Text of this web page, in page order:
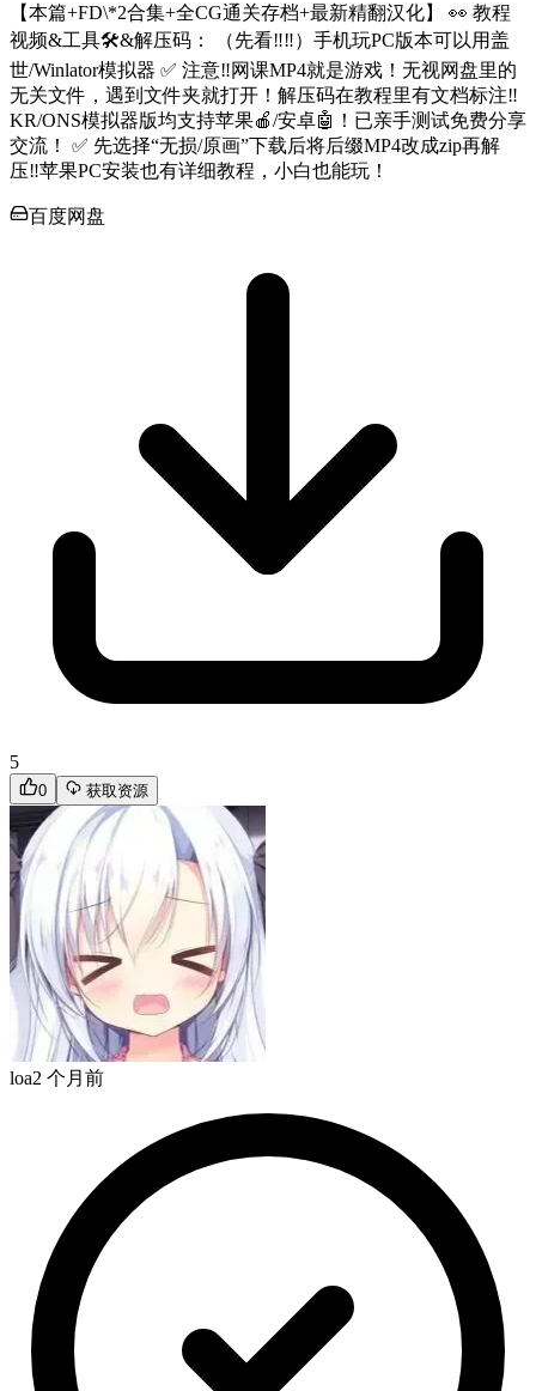
【本篇+FD\*2合集+全CG通关存档+最新精翻汉化】 👀 教程
视频&工具🛠️&解压码： （先看‼️‼️）手机玩PC版本可以用盖
世/Winlator模拟器 ✅ 注意‼️网课MP4就是游戏！无视网盘里的
无关文件，遇到文件夹就打开！解压码在教程里有文档标注‼️
KR/ONS模拟器版均支持苹果🍎/安卓🤖！已亲手测试免费分享
交流！ ✅ 先选择“无损/原画”下载后将后缀MP4改成zip再解
压‼️苹果PC安装也有详细教程，小白也能玩！
百度网盘
5
0 获取资源
loa2 个月前